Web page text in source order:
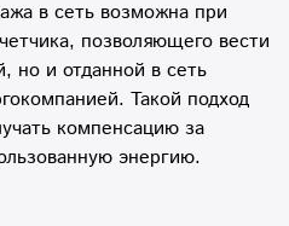
в сеть возможна при
позволяющего вести
но и отданной в сеть
Такой подход
компенсацию за
энергию.